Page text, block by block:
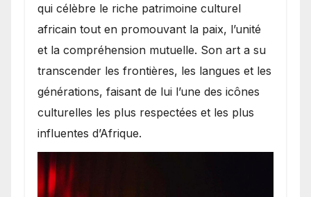
qui célèbre le riche patrimoine culturel
africain tout en promouvant la paix, l’unité
et la compréhension mutuelle. Son art a su
transcender les frontières, les langues et les
générations, faisant de lui l’une des icônes
culturelles les plus respectées et les plus
influentes d’Afrique.